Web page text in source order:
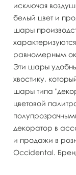
исключая
белый цвет и
шары
равномерным
Эти шары
хвостику,
шары типа
цветовой
декоратор в
и продажи в
Occidental.